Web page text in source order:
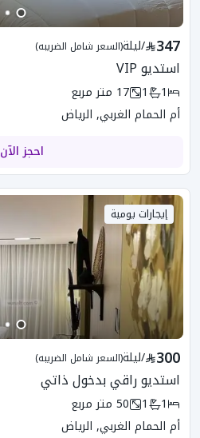
347
/ليلة(السعر شامل الضريبه)
استديو VIP
1
1
17 متر مربع
أم الحمام الغربي, الرياض
احجز الآن
إيجارات يومية
300
/ليلة(السعر شامل الضريبه)
استديو راقي بدخول ذاتي
1
1
50 متر مربع
أم الحمام الغربي, الرياض